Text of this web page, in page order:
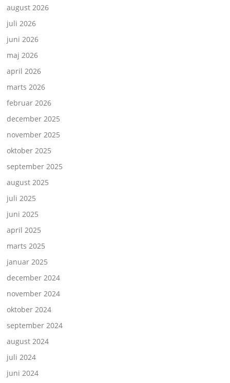
august 2026
juli 2026
juni 2026
maj 2026
april 2026
marts 2026
februar 2026
december 2025
november 2025
oktober 2025
september 2025
august 2025
juli 2025
juni 2025
april 2025
marts 2025
januar 2025
december 2024
november 2024
oktober 2024
september 2024
august 2024
juli 2024
juni 2024